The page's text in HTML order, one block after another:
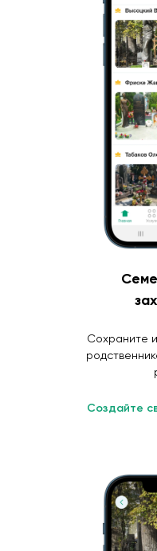
Сохраните
Создайте